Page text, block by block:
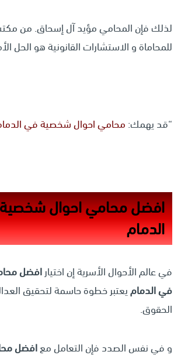
لذلك فإن المحامي مؤيد آل إسحاق. من
للمحاماة و الاستشارات القانونية هو الحل
“قد يهمك: محامي احوال شخصية في
افضل محامي احوال
الدمام
في عالم الأحوال الأسرية إن اختيارافضل
في الدماميعتبر خطوة حاسمة لتحقيق
الحقوق.
و في نفس الصدد فإن التعامل معافضل